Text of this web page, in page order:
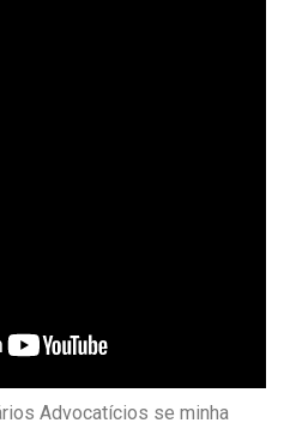
Advocatícios se minha